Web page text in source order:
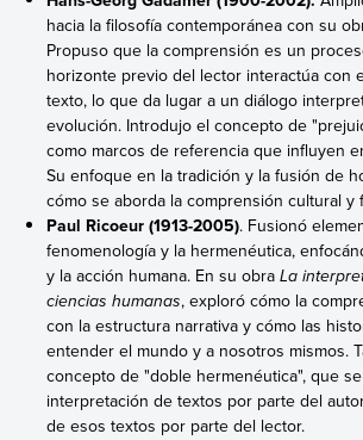
hacia la filosofía contemporánea con su
Propuso que la comprensión es un
horizonte previo del lector interactúa con
texto, lo que da lugar a un diálogo
evolución. Introdujo el concepto de
como marcos de referencia que influyen
Su enfoque en la tradición y la fusión de
cómo se aborda la comprensión cultural y
Paul Ricoeur (1913-2005). Fusionó
fenomenología y la hermenéutica,
y la acción humana. En su obraLa
ciencias humanas, exploró cómo la
con la estructura narrativa y cómo las
entender el mundo y a nosotros mismos.
concepto de "doble hermenéutica", que
interpretación de textos por parte del
de esos textos por parte del lector.